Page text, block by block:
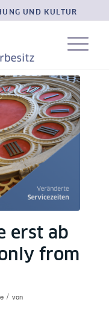
UND KULTUR
erst ab
from
/ von